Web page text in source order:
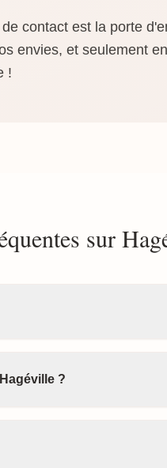
contact est la porte
envies, et seulement
!
sur
?